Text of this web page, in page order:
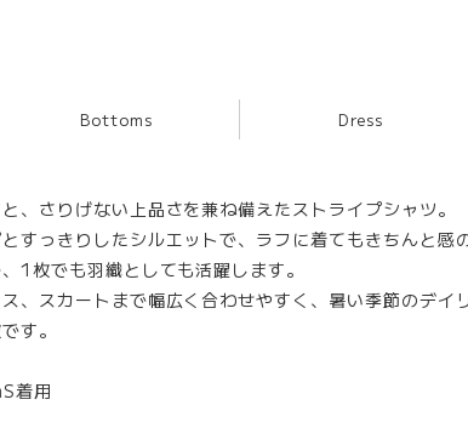
Bottoms Dress
、さりげない上品さを兼ね備えたストライプシャツ。
すっきりしたシルエットで、ラフに着てもきちんと感
1枚でも羽織としても活躍します。
、スカートまで幅広く合わせやすく、暑い季節のデイ
す。
着用